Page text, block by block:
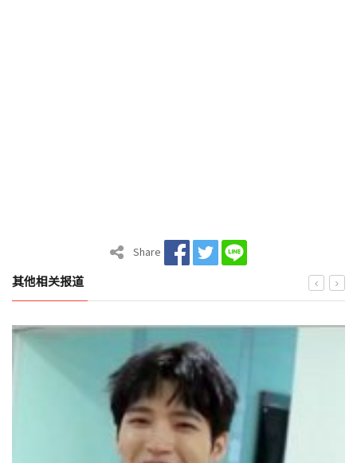
Share
其他相关报道